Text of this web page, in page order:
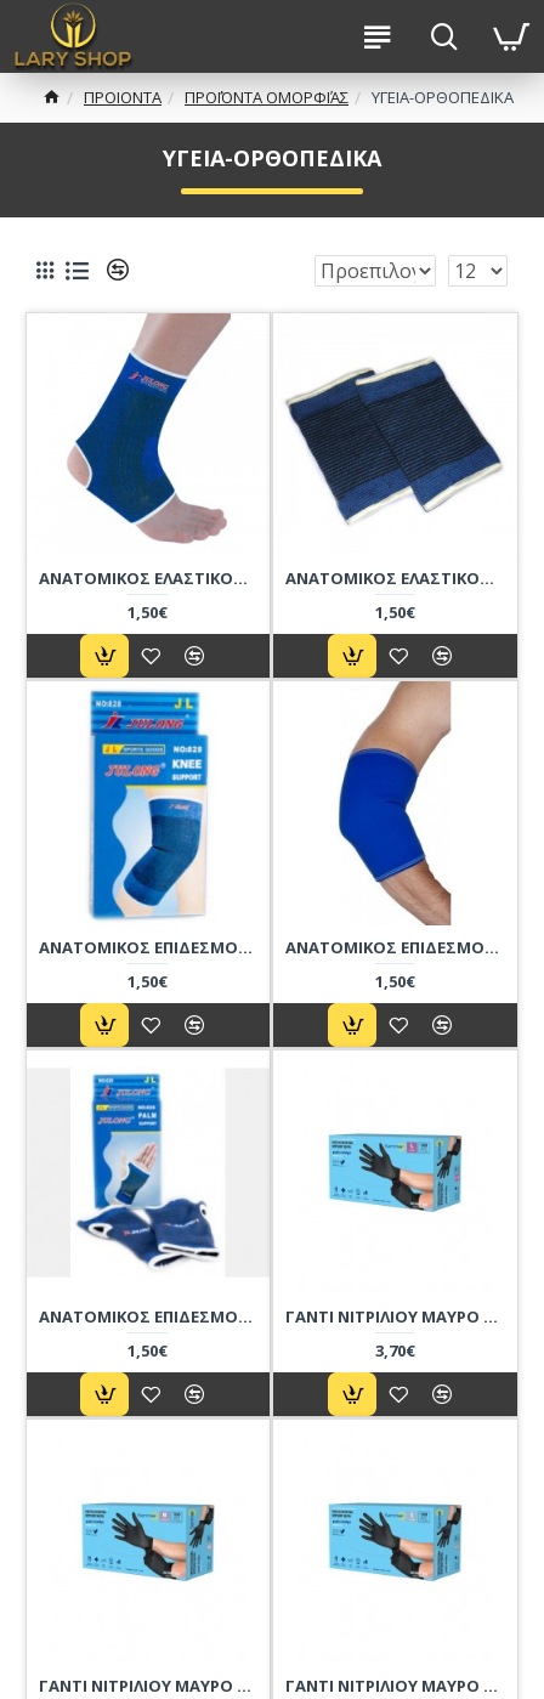
ΠΡΟΙΟΝΤΑ ΠΡΟΪΌΝΤΑ ΟΜΟΡΦΙΆΣ ΥΓΕΙΑ-ΟΡΘΟΠΕΔΙΚΑ
ΥΓΕΙΑ-ΟΡΘΟΠΕΔΙΚΑ
ΑΝΑΤΟΜΙΚΟΣ ΕΛΑΣΤΙΚΟΣ ΕΠΙΔΕΣΜΟΣ ΑΣΤΡΑΓΑΛΟΥ
1,50€
ΑΝΑΤΟΜΙΚΟΣ ΕΛΑΣΤΙΚΟΣ ΕΠΙΔΕΣΜΟΣ ΚΑΡΠΟΥ
1,50€
ΑΝΑΤΟΜΙΚΟΣ ΕΠΙΔΕΣΜΟΣ ΓΟΝΑΤΟΥ
1,50€
ΑΝΑΤΟΜΙΚΟΣ ΕΠΙΔΕΣΜΟΣ ΠΡΟΣΤΑΣΙΑΣ ΑΓΚΩΝΙΟΥ
1,50€
ΑΝΑΤΟΜΙΚΟΣ ΕΠΙΔΕΣΜΟΣ ΠΡΟΣΤΑΣΙΑΣ ΚΑΙ ΣΤΗΡΙΞΗΣ ΚΑΡΠΟΥ
1,50€
ΓΑΝΤΙ ΝΙΤΡΙΛΙΟΥ ΜΑΥΡΟ LIGHT ΧΩΡΙΣ ΠΟΥΔΡΑ-L/100ΤΜΧ
3,70€
ΓΑΝΤΙ ΝΙΤΡΙΛΙΟΥ ΜΑΥΡΟ LIGHT ΧΩΡΙΣ ΠΟΥΔΡΑ-M/100ΤΜΧ
ΓΑΝΤΙ ΝΙΤΡΙΛΙΟΥ ΜΑΥΡΟ LIGHT ΧΩΡΙΣ ΠΟΥΔΡΑ-S/100ΤΜΧ